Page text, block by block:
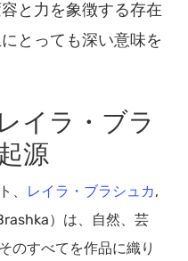
と力を象徴する存在
とっても深い意味を
イラ・ブラ
源
、 レイラ・ブラシュカ,
）は、自然、芸
のすべてを作品に織り